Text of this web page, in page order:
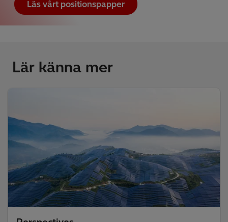
Läs vårt positionspapper
Lär känna mer